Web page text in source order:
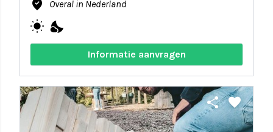
where_to_vote Overal in Nederland
wb_sunny nights_stay
Informatie aanvragen
share favorite